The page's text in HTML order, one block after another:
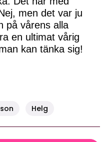
men det var ju
på vårens alla
en ultimat vårig
kan tänka sig!
Helg